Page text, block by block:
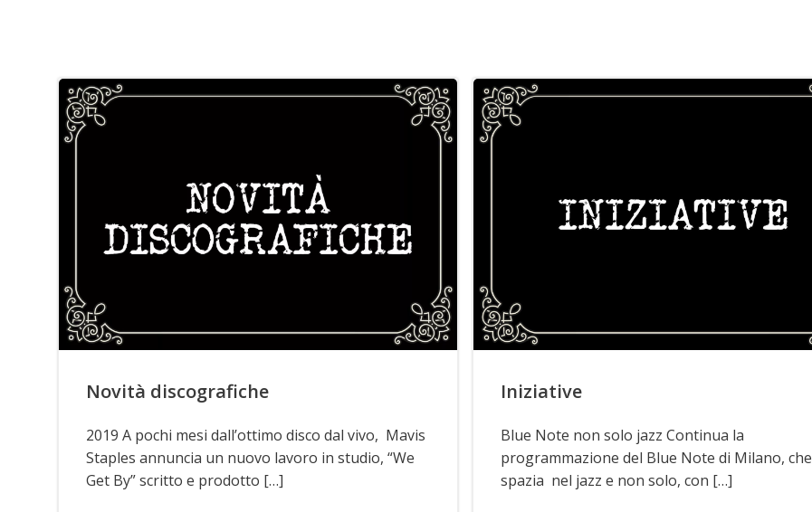
Novità discografiche
2019 A pochi mesi dall’ottimo disco dal vivo, Mavis
Staples annuncia un nuovo lavoro in studio, “We
Get By” scritto e prodotto […]
Iniziative
Blue Note non solo jazz Continua la
programmazione del Blue Note di Milano, che
spazia nel jazz e non solo, con […]